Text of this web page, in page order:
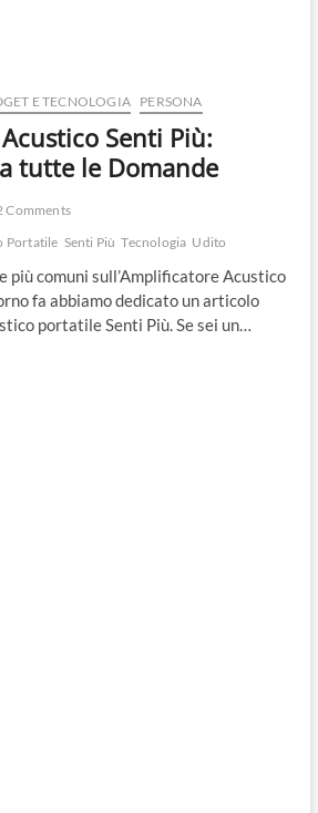
E TECNOLOGIA PERSONA
Senti Più:
tutte le Domande
Comments
Portatile Senti Più Tecnologia Udito
più comuni sull’Amplificatore Acustico
fa abbiamo dedicato un articolo
portatile Senti Più. Se sei un…